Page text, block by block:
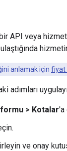
API veya
anlamak için fiyat
adımları
> Kotalar'a
ve onay